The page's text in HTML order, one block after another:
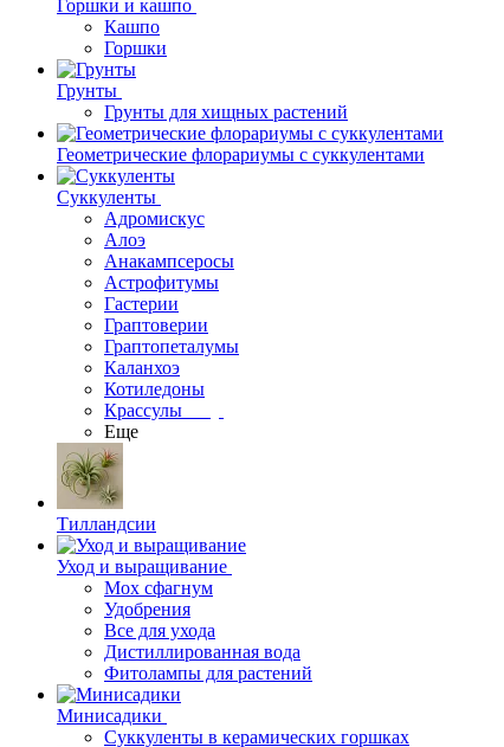
Горшки и кашпо
Кашпо
Горшки
Грунты
Грунты для хищных растений
Геометрические флорариумы с суккулентами
Суккуленты
Адромискус
Алоэ
Анакампсеросы
Астрофитумы
Гастерии
Граптоверии
Граптопеталумы
Каланхоэ
Котиледоны
Крассулы
Еще
Тилландсии
Уход и выращивание
Мох сфагнум
Удобрения
Все для ухода
Дистиллированная вода
Фитолампы для растений
Минисадики
Суккуленты в керамических горшках